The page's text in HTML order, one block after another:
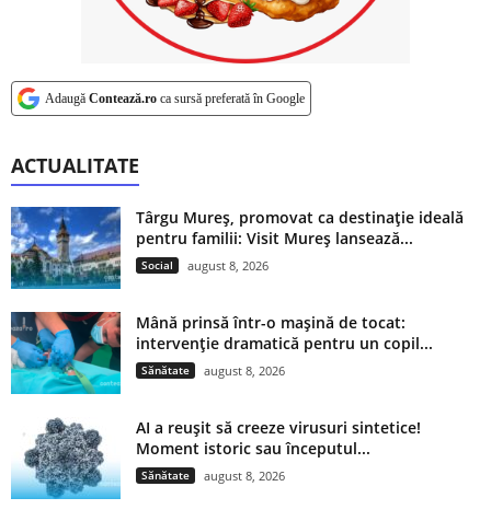
Adaugă Contează.ro ca sursă preferată în Google
ACTUALITATE
Târgu Mureș, promovat ca destinație ideală
pentru familii: Visit Mureș lansează...
Social august 8, 2026
Mână prinsă într-o mașină de tocat:
intervenție dramatică pentru un copil...
Sănătate august 8, 2026
AI a reușit să creeze virusuri sintetice!
Moment istoric sau începutul...
Sănătate august 8, 2026